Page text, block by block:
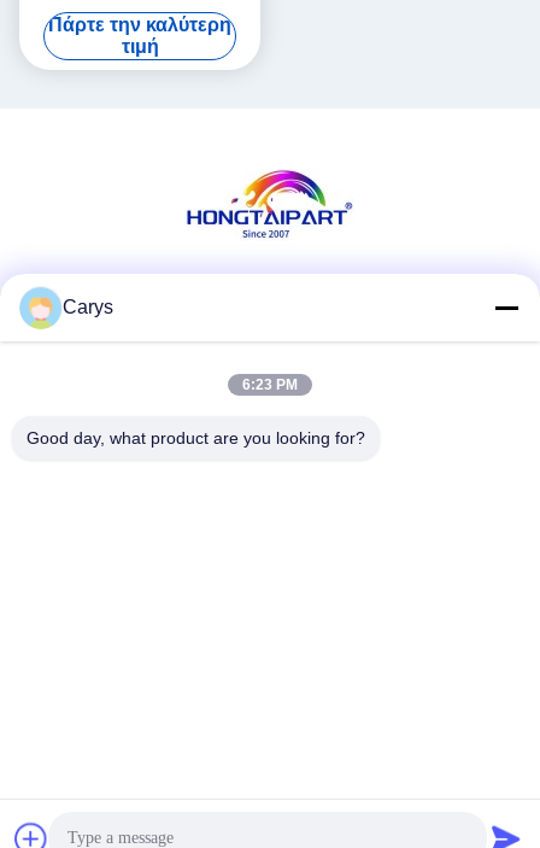
χαμηλής πίεσης για
εκτυπωτή LaserJet Pro
P1566 P1606
Πάρτε την καλύτερη
τιμή
δικαιώματα © 2016-2026 HongTai Office Accessories Ltd . Όλοι
Carys
6:23 PM
Good day, what product are you looking for?